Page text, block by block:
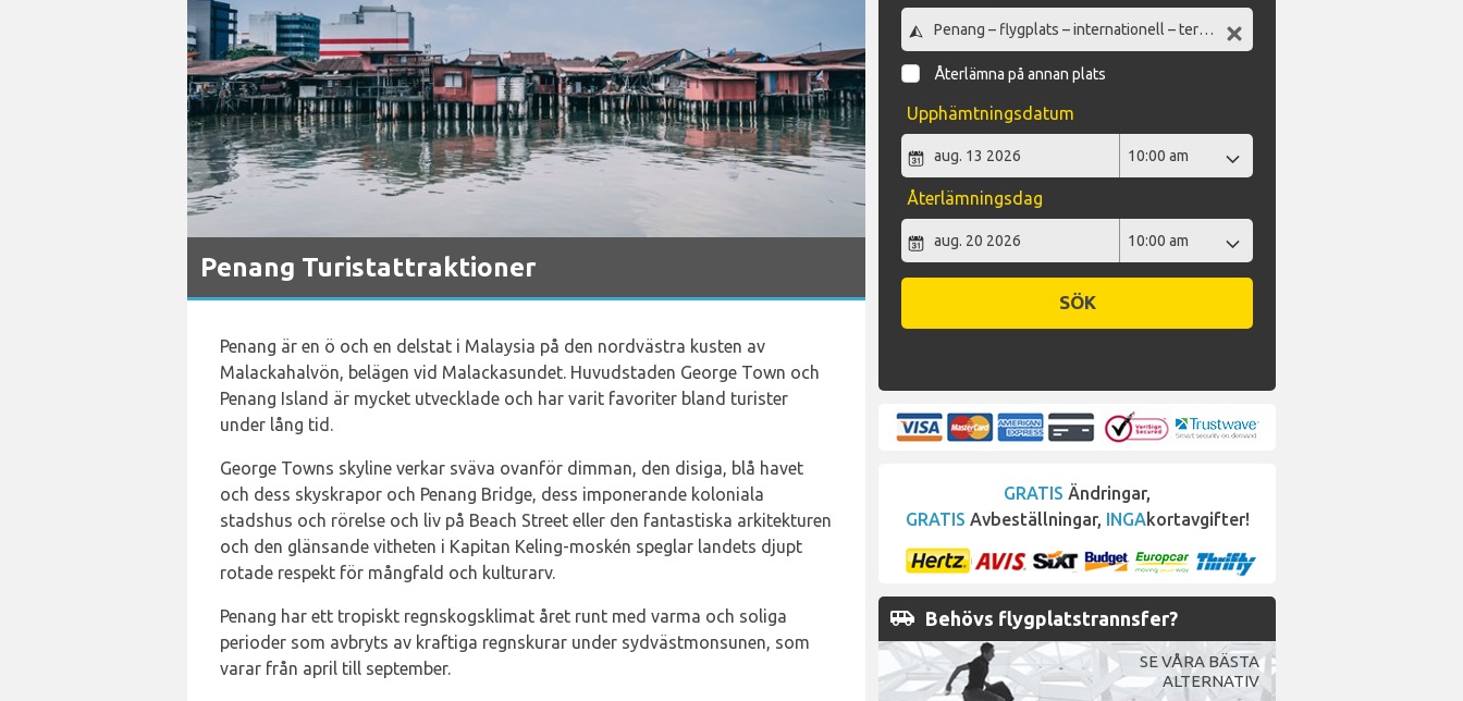
Penang Turistattraktioner
Penang är en ö och en delstat i Malaysia på den nordvästra kusten av
Malackahalvön, belägen vid Malackasundet. Huvudstaden George Town och
Penang Island är mycket utvecklade och har varit favoriter bland turister
under lång tid.
George Towns skyline verkar sväva ovanför dimman, den disiga, blå havet
och dess skyskrapor och Penang Bridge, dess imponerande koloniala
stadshus och rörelse och liv på Beach Street eller den fantastiska arkitekturen
och den glänsande vitheten i Kapitan Keling-moskén speglar landets djupt
rotade respekt för mångfald och kulturarv.
Penang har ett tropiskt regnskogsklimat året runt med varma och soliga
perioder som avbryts av kraftiga regnskurar under sydvästmonsunen, som
varar från april till september.
Återlämna på annan plats
Upphämtningsdatum
Återlämningsdag
SÖK
GRATIS Ändringar,
GRATIS Avbeställningar, INGAkortavgifter!
airport_shuttle Behövs flygplatstrannsfer?
SE VÅRA BÄSTA
ALTERNATIV